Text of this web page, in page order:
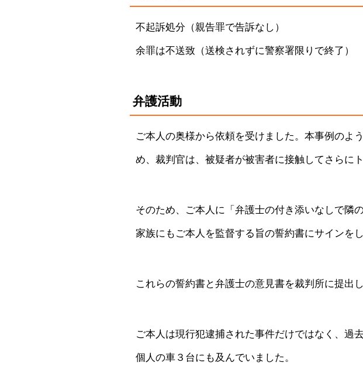
不起訴処分（親告罪で告訴なし）
余罪は不送致（送検されずに警察署限りで終了）
弁護活動
ご本人の奥様から依頼を受けました。本事例のよ
め、裁判官は、被疑者が被害者に接触してさらに
そのため、ご本人に「弁護士の付き添いなしで隣
家族にもご本人を監督する旨の誓約書にサインを
これらの誓約書と弁護士の意見書を裁判所に提出
ご本人は現行犯逮捕された事件だけではなく、過
個人の車３台にも及んでいました。